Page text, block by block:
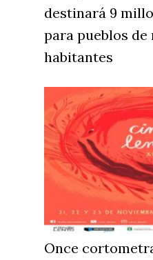
destinará 9
para pueblos de
habitantes
Once